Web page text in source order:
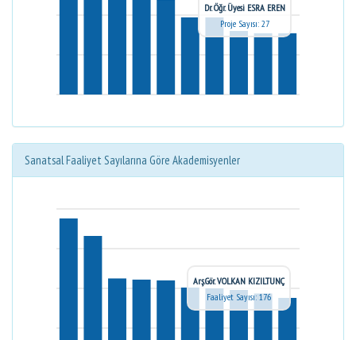
Dr. Öğr. Üyesi ESRA EREN
Proje Sayısı: 27
Sanatsal Faaliyet Sayılarına Göre Akademisyenler
Arş.Gör. VOLKAN KIZILTUNÇ
Faaliyet Sayısı: 176